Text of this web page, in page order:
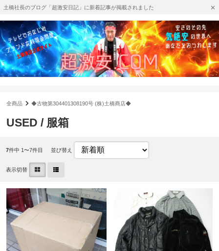
土橋社長のブログ「超激安日記」に新着記事が掲載されました
全商品 ◆古物第304401308190号 (株)土橋商店◆
USED / 服箱
7件中 1〜7件目 並び替え
表示切替